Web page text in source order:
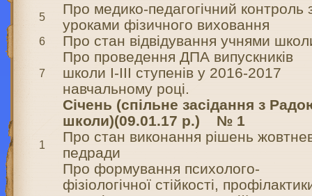
5
Про медико-педагогічний контроль
уроками фізичного виховання
6 Про стан відвідування учнями
7
Про проведення ДПА випускників
школи І-ІІІ ступенів у 2016-2017
навчальному році.
Січень (спільне засідання з
школи)(09.01.17 р.) № 1
1
Про стан виконання рішень
педради
Про формування психолого-
фізіологічної стійкості,